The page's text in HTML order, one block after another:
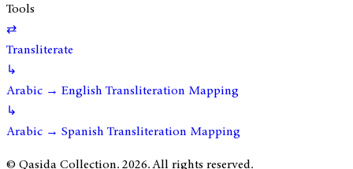
Tools
⇄
Transliterate
↳
Arabic → English Transliteration Mapping
↳
Arabic → Spanish Transliteration Mapping
© Qasida Collection.2026. All rights reserved.